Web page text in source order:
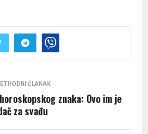
ČLANAK
znaka: Ovo im je
za svađu